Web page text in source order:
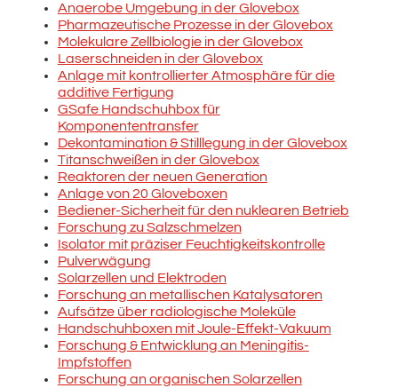
Anaerobe Umgebung in der Glovebox
Pharmazeutische Prozesse in der Glovebox
Molekulare Zellbiologie in der Glovebox
Laserschneiden in der Glovebox
Anlage mit kontrollierter Atmosphäre für die
additive Fertigung
GSafe Handschuhbox für
Komponententransfer
Dekontamination & Stilllegung in der Glovebox
Titanschweißen in der Glovebox
Reaktoren der neuen Generation
Anlage von 20 Gloveboxen
Bediener-Sicherheit für den nuklearen Betrieb
Forschung zu Salzschmelzen
Isolator mit präziser Feuchtigkeitskontrolle
Pulverwägung
Solarzellen und Elektroden
Forschung an metallischen Katalysatoren
Aufsätze über radiologische Moleküle
Handschuhboxen mit Joule-Effekt-Vakuum
Forschung & Entwicklung an Meningitis-
Impfstoffen
Forschung an organischen Solarzellen